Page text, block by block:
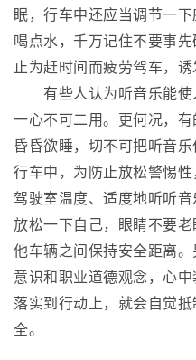
眠，行车中还应当调节一
喝点水，千万记住不要事
止为赶时间而疲劳驾车，诱
有些人认为听音乐能使
一心不可二用。更何况，
昏昏欲睡，切不可把听音
行车中，为防止放松警惕
驾驶室温度、适度地听听
放松一下自己，眼睛不要
他车辆之间保持安全距离
意识和职业道德观念，心
落实到行动上，就会自觉
全。